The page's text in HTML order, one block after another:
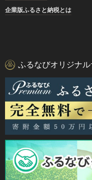
企業版ふるさと納税とは
ふるなびオリジナ